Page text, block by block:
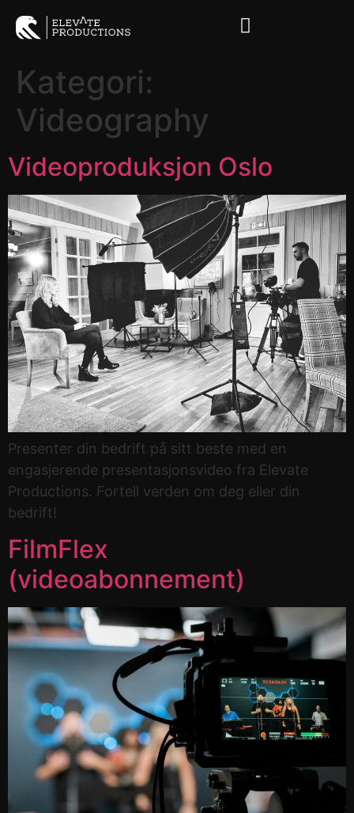
Kategori:
Videography
Videoproduksjon Oslo
Presenter din bedrift på sitt beste med en
engasjerende presentasjonsvideo fra Elevate
Productions. Fortell verden om deg eller din
bedrift!
FilmFlex
(videoabonnement)